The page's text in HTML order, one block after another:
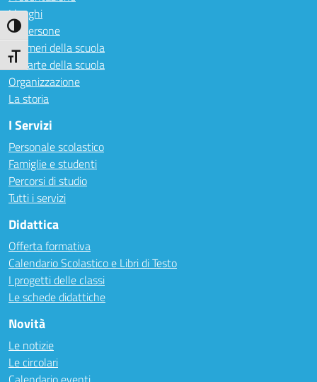
Attiva/disattiva alto contrasto
Attiva/disattiva dimensione testo
I luoghi
Le persone
I numeri della scuola
Le carte della scuola
Organizzazione
La storia
I Servizi
Personale scolastico
Famiglie e studenti
Percorsi di studio
Tutti i servizi
Didattica
Offerta formativa
Calendario Scolastico e Libri di Testo
I progetti delle classi
Le schede didattiche
Novità
Le notizie
Le circolari